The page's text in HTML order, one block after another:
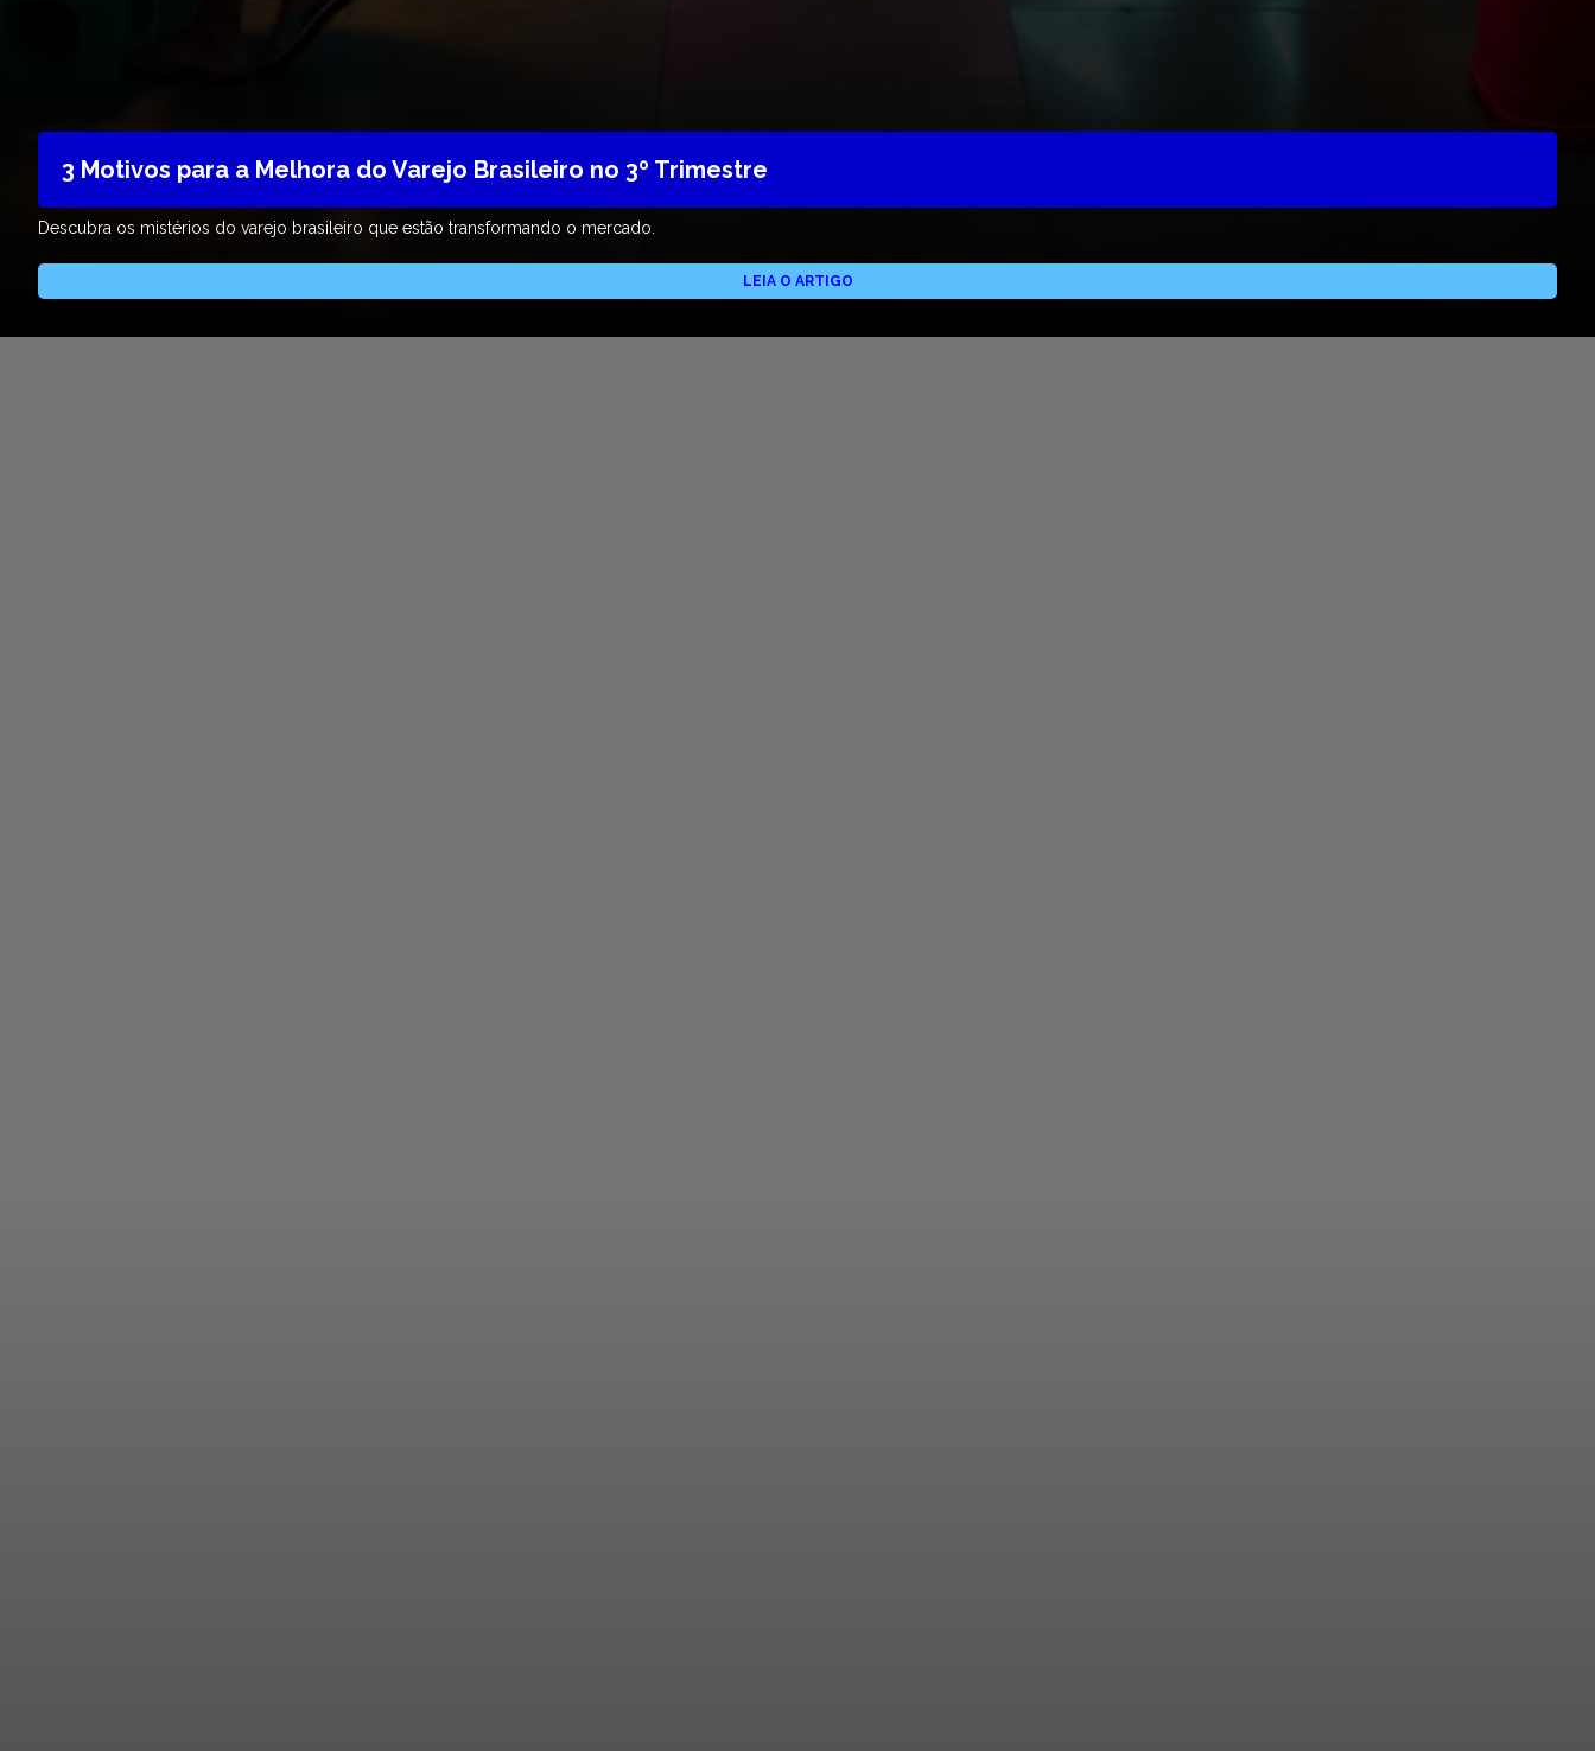
3 Motivos para a Melhora do Varejo Brasileiro no 3º Trimestre
Descubra os mistérios do varejo brasileiro que estão transformando o mercado.
LEIA O ARTIGO